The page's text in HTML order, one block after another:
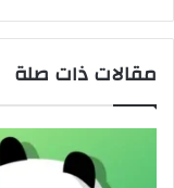
مقالات ذات صلة